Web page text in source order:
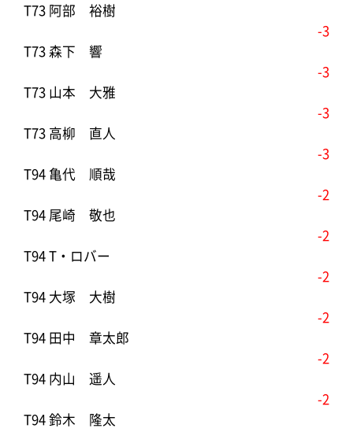
T73 阿部 裕樹
-3
T73 森下 響
-3
T73 山本 大雅
-3
T73 高柳 直人
-3
T94 亀代 順哉
-2
T94 尾崎 敬也
-2
T94 T・ロバー
-2
T94 大塚 大樹
-2
T94 田中 章太郎
-2
T94 内山 遥人
-2
T94 鈴木 隆太